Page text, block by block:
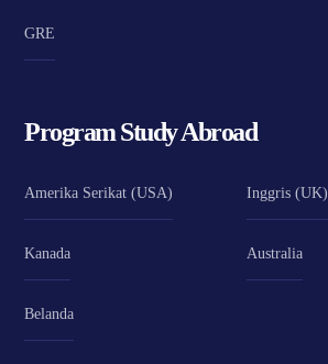
GRE
Program Study Abroad
Amerika Serikat (USA) Inggris (UK)
Kanada Australia
Belanda